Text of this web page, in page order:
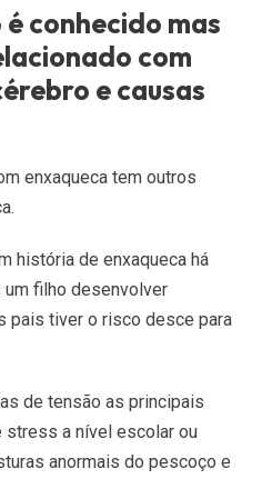
conhecido mas
com
e causas
enxaqueca tem outros
história de enxaqueca há
um filho desenvolver
pais tiver o risco desce para
de tensão as principais
a ní­vel escolar ou
anormais do pescoço e